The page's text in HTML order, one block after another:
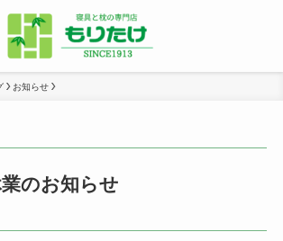
お知らせ
のお知らせ